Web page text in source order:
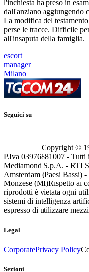
l'inchiesta ha preso in
dall'anziano aggiungendo
La modifica del
perse le tracce. Difficile
all'insaputa della famiglia.
escort
manager
Milano
Seguici su
Copyright ©
P.Iva 03976881007 -
Mediamond S.p.A. - RTI
Amsterdam (Paesi Bassi)
Monzese (MI)Rispetto ai
riprodotti è vietata ogni
sistemi di intelligenza
espresso di utilizzare
Legal
CorporatePrivacy Policy
Sezioni